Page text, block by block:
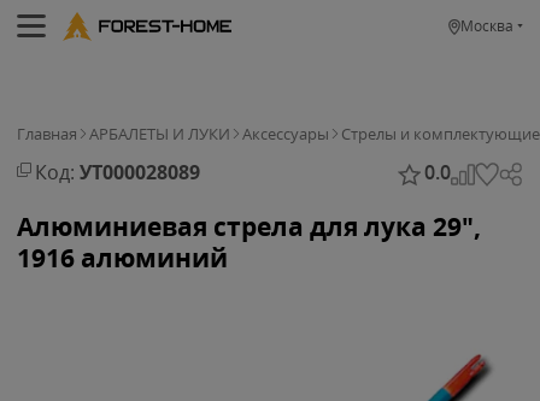
Москва
Главная АРБАЛЕТЫ И ЛУКИ Аксессуары Стрелы и комплектующие
Код: УТ000028089 0.0
Алюминиевая стрела для лука 29",
1916 алюминий